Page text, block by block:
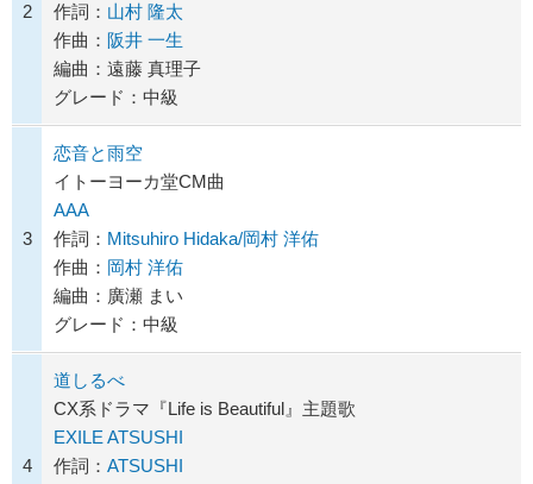
2
作詞： 山村 隆太
作曲： 阪井 一生
編曲：遠藤 真理子
グレード：中級
3
恋音と雨空
イトーヨーカ堂CM曲
AAA
作詞： Mitsuhiro Hidaka/岡村 洋佑
作曲： 岡村 洋佑
編曲：廣瀬 まい
グレード：中級
4
道しるべ
CX系ドラマ『Life is Beautiful』主題歌
EXILE ATSUSHI
作詞： ATSUSHI